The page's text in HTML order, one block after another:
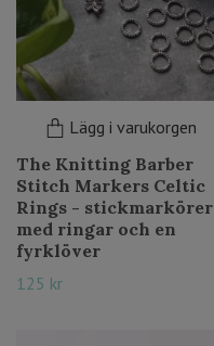
Lägg i varukorgen
The Knitting Barber
Stitch Markers Celtic
Rings - stickmarkörer
med ringar och en
fyrklöver
125 kr